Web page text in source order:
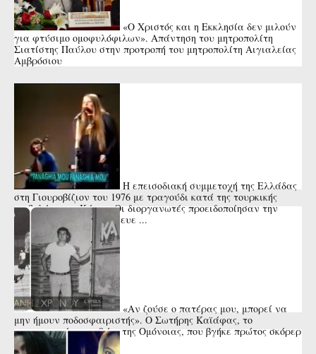
«Ο Χριστός και η Εκκλησία δεν μιλούν
για φτύσιμο ομοφυλόφιλων». Απάντηση του μητροπολίτη
Σιατίστης Παύλου στην προτροπή του μητροπολίτη Αιγιαλείας
Αμβρόσιου
Η επεισοδιακή συμμετοχή της Ελλάδας
στη Γιουροβίζιον του 1976 με τραγούδι κατά της τουρκικής
εισβολής στην Κύπρο. Οι διοργανωτές προειδοποίησαν την
Μαρίζα Κωχ ότι κινδύνευε ...
«Αν ζούσε ο πατέρας μου, μπορεί να
μην ήμουν ποδοσφαιριστής». Ο Σωτήρης Καϊάφας, το
αναντικατάστατο 9άρι της Ομόνοιας, που βγήκε πρώτος σκόρερ
της Ευρώπης και ...